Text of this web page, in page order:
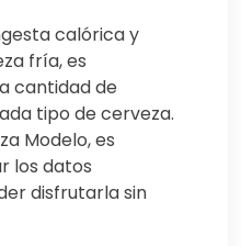
calórica y
fría, es
cantidad de
tipo de cerveza.
Modelo, es
los datos
disfrutarla sin